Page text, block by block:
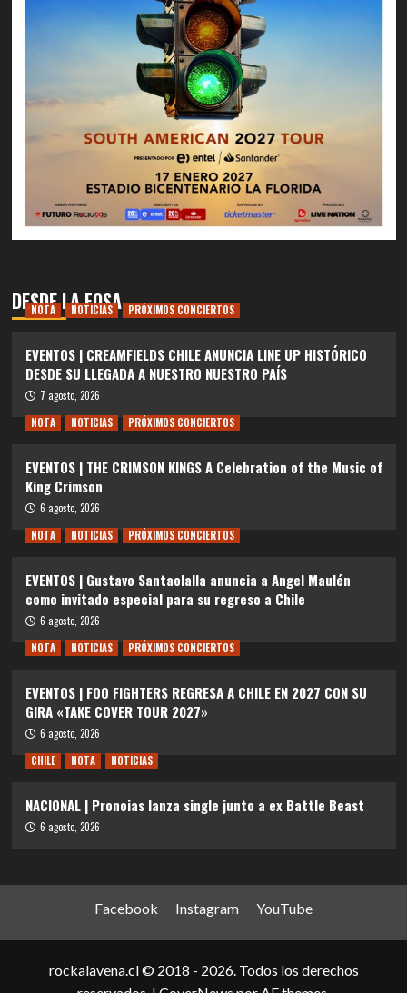
DESDE LA FOSA
NOTA NOTICIAS PRÓXIMOS CONCIERTOS
EVENTOS | CREAMFIELDS CHILE ANUNCIA LINE UP HISTÓRICO
DESDE SU LLEGADA A NUESTRO NUESTRO PAÍS
7 agosto, 2026
NOTA
NOTICIAS PRÓXIMOS CONCIERTOS
EVENTOS | THE CRIMSON KINGS A Celebration of the Music of
King Crimson
6 agosto, 2026
NOTA
NOTICIAS PRÓXIMOS CONCIERTOS
EVENTOS | Gustavo Santaolalla anuncia a Angel Maulén
como invitado especial para su regreso a Chile
6 agosto, 2026
NOTA
NOTICIAS PRÓXIMOS CONCIERTOS
EVENTOS | FOO FIGHTERS REGRESA A CHILE EN 2027 CON SU
GIRA «TAKE COVER TOUR 2027»
6 agosto, 2026
CHILE
NOTA NOTICIAS
NACIONAL | Pronoias lanza single junto a ex Battle Beast
6 agosto, 2026
Facebook Instagram YouTube
rockalavena.cl © 2018 - 2026. Todos los derechos